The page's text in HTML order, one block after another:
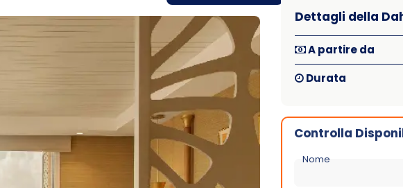
Dettagli della
A partire da
Durata
Controlla
Nome